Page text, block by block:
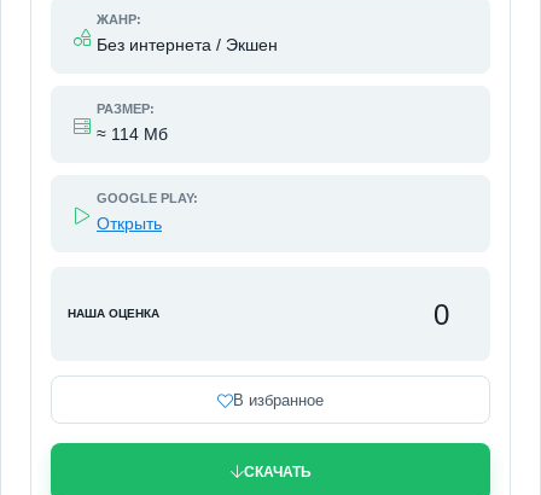
ЖАНР:
Без интернета / Экшен
РАЗМЕР:
≈ 114 Мб
GOOGLE PLAY:
Открыть
НАША ОЦЕНКА 0
В избранное
СКАЧАТЬ